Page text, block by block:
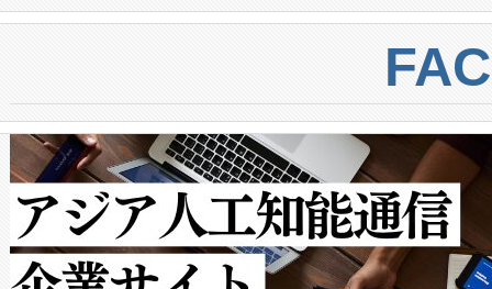
centers. Voltaiqは、ai&のAI
からシステム統合、試運転、
クルの各段階のデータを監視
[…]
ートル先まで検出でき、これ
トに対して約600メートルに
では、反射率10％のターゲッ
で向上し、最大検知距離は
ットだけで最大1キロメート
ルの変電所周囲を監視でき、